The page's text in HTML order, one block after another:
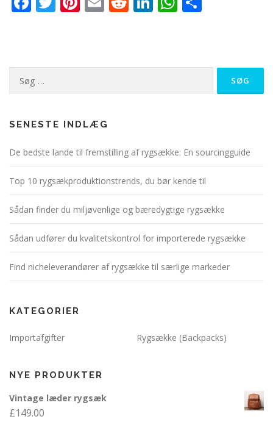
Søg
efter:
SENESTE INDLÆG
De bedste lande til fremstilling af rygsække: En sourcingguide
Top 10 rygsækproduktionstrends, du bør kende til
Sådan finder du miljøvenlige og bæredygtige rygsække
Sådan udfører du kvalitetskontrol for importerede rygsække
Find nicheleverandører af rygsække til særlige markeder
KATEGORIER
Importafgifter Rygsække (Backpacks)
NYE PRODUKTER
Vintage læder rygsæk
£149.00